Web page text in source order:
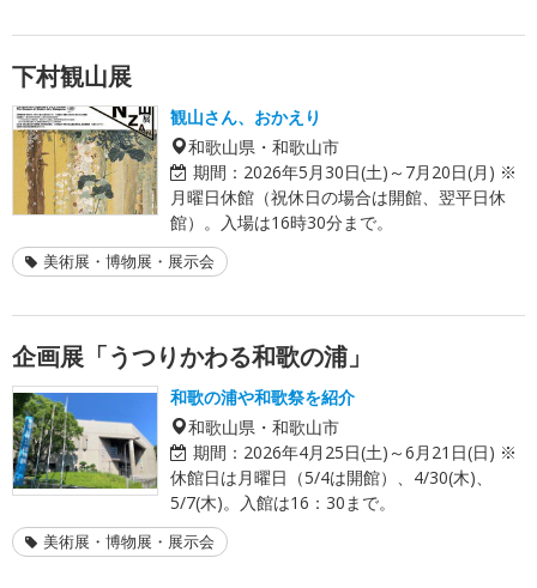
下村観山展
観山さん、おかえり
和歌山県・和歌山市
期間： 2026年5月30日(土)～7月20日(月) ※
月曜日休館（祝休日の場合は開館、翌平日休
館）。入場は16時30分まで。
美術展・博物展・展示会
企画展「うつりかわる和歌の浦」
和歌の浦や和歌祭を紹介
和歌山県・和歌山市
期間： 2026年4月25日(土)～6月21日(日) ※
休館日は月曜日（5/4は開館）、4/30(木)、
5/7(木)。入館は16：30まで。
美術展・博物展・展示会